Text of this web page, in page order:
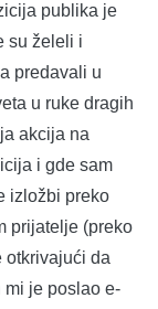
publika je
su želeli i
predavali u
u ruke dragih
akcija na
i gde sam
izložbi preko
prijatelje (preko
otkrivajući da
je poslao e-